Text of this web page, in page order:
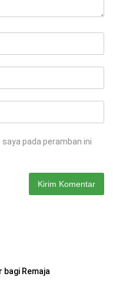
pada peramban ini
Remaja